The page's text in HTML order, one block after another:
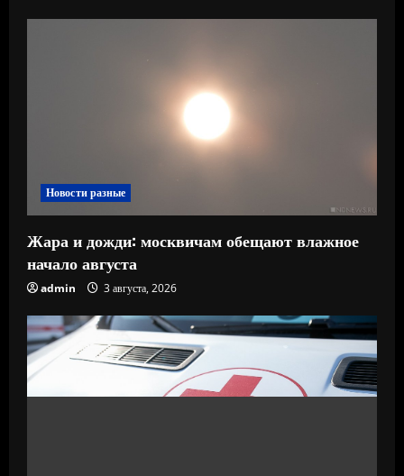
Новости разные
Жара и дожди: москвичам обещают влажное
начало августа
admin 3 августа, 2026